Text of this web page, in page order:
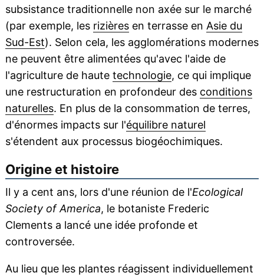
subsistance traditionnelle non axée sur le marché
(par exemple, les rizièresen terrasse en Asie du
Sud-Est). Selon cela, les agglomérations modernes
ne peuvent être alimentées qu'avec l'aide de
l'agriculture de haute technologie, ce qui implique
une restructuration en profondeur des conditions
naturelles. En plus de la consommation de terres,
d'énormes impacts sur l'équilibre naturel
s'étendent aux processus biogéochimiques.
Origine et histoire
Il y a cent ans, lors d'une réunion de l'Ecological
Society of America, le botaniste Frederic
Clements a lancé une idée profonde et
controversée.
Au lieu que les plantes réagissent individuellement